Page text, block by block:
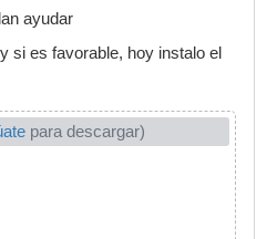
ayudar
si es favorable, hoy instalo el
para descargar)